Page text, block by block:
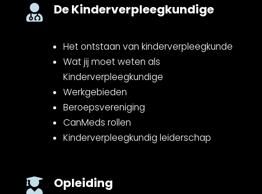
 De Kinderverpleegkundige
Het ontstaan van kinderverpleegkunde
Wat jij moet weten als
Kinderverpleegkundige
Werkgebieden
Beroepsvereniging
CanMeds rollen
Kinderverpleegkundig leiderschap
 Opleiding